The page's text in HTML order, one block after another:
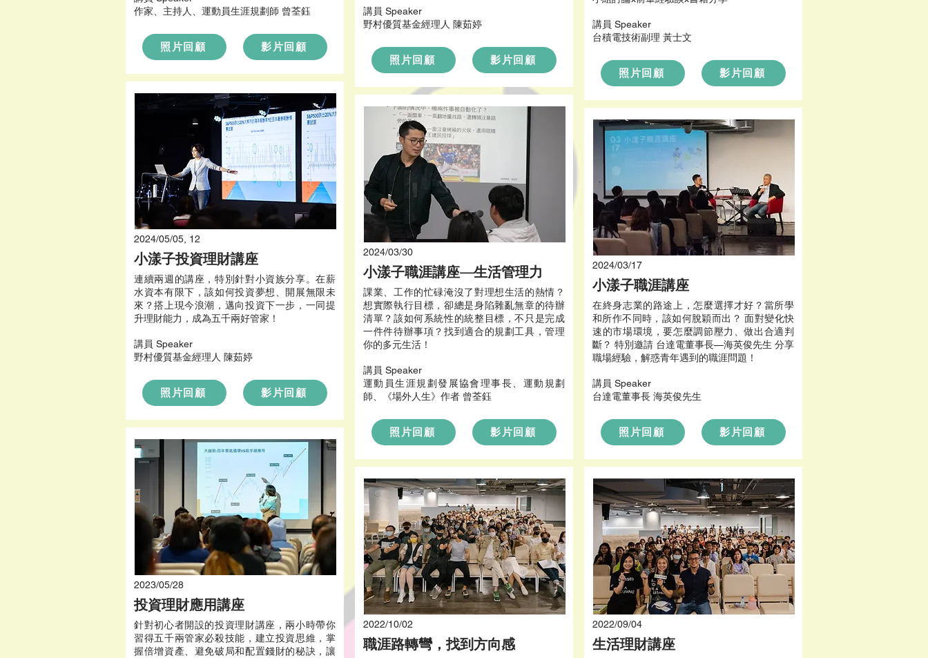
作家、主持人、運動員生涯規劃師 曾荃鈺
照片回顧 影片回顧
2024/05/05, 12
小漾子投資理財講座
連續兩週的講座，特別針對小資族分享。在薪
水資本有限下，該如何投資夢想、開展無限未
來？搭上現今浪潮，邁向投資下一步，一同提
升理財能力，成為五千兩好管家！
​講員 Speaker
野村優質基金經理人 陳茹婷
照片回顧 影片回顧
2023/05/28
投資理財應用講座
針對初心者開設的投資理財講座，兩小時帶你
習得五千兩管家必殺技能，建立投資思維，掌
握倍增資產、避免破局和配置錢財的秘訣，讓
​講員 Speaker
野村優質基金經理人 陳茹婷
照片回顧 影片回顧
2024/03/30
小漾子職涯講座—生活管理力
課業、工作的忙碌淹沒了對理想生活的熱情？
想實際執行目標，卻總是身陷雜亂無章的待辦
清單？該如何系統性的統整目標，不只是完成
一件件待辦事項？找到適合的規劃工具，管理
你的多元生活！
​講員 Speaker
運動員生涯規劃發展協會理事長、運動規劃
師、《場外人生》作者 曾荃鈺
照片回顧 影片回顧
2022/10/02
職涯路轉彎，找到方向感
​講員 Speaker
台積電技術副理 黃士文
照片回顧 影片回顧
2024/03/17
小漾子職涯講座
在終身志業的路途上，怎麼選擇才好？當所學
和所作不同時，該如何脫穎而出？ 面對變化快
速的市場環境，要怎麼調節壓力、做出合適判
斷？ 特別邀請 台達電董事長—海英俊先生 分享
職場經驗，解惑青年遇到的職涯問題！
​講員 Speaker
台達電董事長 海英俊先生
照片回顧 影片回顧
2022/09/04
生活理財講座